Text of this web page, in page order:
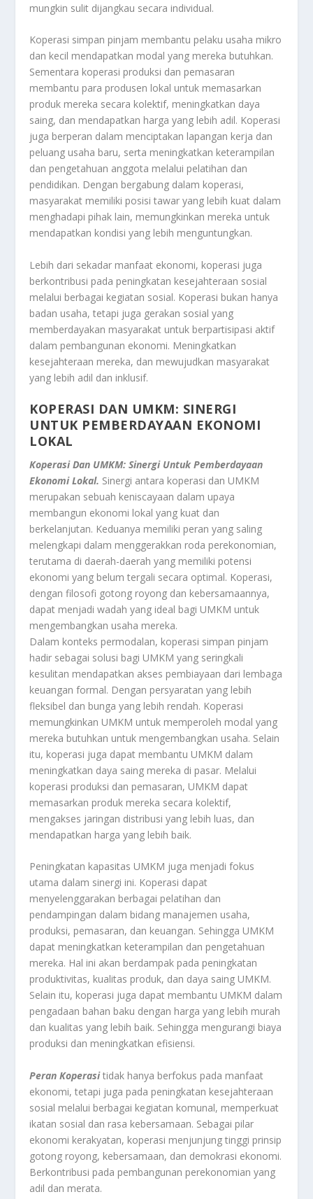
mungkin sulit dijangkau secara individual.
Koperasi simpan pinjam membantu pelaku usaha mikro
dan kecil mendapatkan modal yang mereka butuhkan.
Sementara koperasi produksi dan pemasaran
membantu para produsen lokal untuk memasarkan
produk mereka secara kolektif, meningkatkan daya
saing, dan mendapatkan harga yang lebih adil. Koperasi
juga berperan dalam menciptakan lapangan kerja dan
peluang usaha baru, serta meningkatkan keterampilan
dan pengetahuan anggota melalui pelatihan dan
pendidikan. Dengan bergabung dalam koperasi,
masyarakat memiliki posisi tawar yang lebih kuat dalam
menghadapi pihak lain, memungkinkan mereka untuk
mendapatkan kondisi yang lebih menguntungkan.
Lebih dari sekadar manfaat ekonomi, koperasi juga
berkontribusi pada peningkatan kesejahteraan sosial
melalui berbagai kegiatan sosial. Koperasi bukan hanya
badan usaha, tetapi juga gerakan sosial yang
memberdayakan masyarakat untuk berpartisipasi aktif
dalam pembangunan ekonomi. Meningkatkan
kesejahteraan mereka, dan mewujudkan masyarakat
yang lebih adil dan inklusif.
KOPERASI DAN UMKM: SINERGI
UNTUK PEMBERDAYAAN EKONOMI
LOKAL
Koperasi Dan UMKM: Sinergi Untuk Pemberdayaan
Ekonomi Lokal. Sinergi antara koperasi dan UMKM
merupakan sebuah keniscayaan dalam upaya
membangun ekonomi lokal yang kuat dan
berkelanjutan. Keduanya memiliki peran yang saling
melengkapi dalam menggerakkan roda perekonomian,
terutama di daerah-daerah yang memiliki potensi
ekonomi yang belum tergali secara optimal. Koperasi,
dengan filosofi gotong royong dan kebersamaannya,
dapat menjadi wadah yang ideal bagi UMKM untuk
mengembangkan usaha mereka.
Dalam konteks permodalan, koperasi simpan pinjam
hadir sebagai solusi bagi UMKM yang seringkali
kesulitan mendapatkan akses pembiayaan dari lembaga
keuangan formal. Dengan persyaratan yang lebih
fleksibel dan bunga yang lebih rendah. Koperasi
memungkinkan UMKM untuk memperoleh modal yang
mereka butuhkan untuk mengembangkan usaha. Selain
itu, koperasi juga dapat membantu UMKM dalam
meningkatkan daya saing mereka di pasar. Melalui
koperasi produksi dan pemasaran, UMKM dapat
memasarkan produk mereka secara kolektif,
mengakses jaringan distribusi yang lebih luas, dan
mendapatkan harga yang lebih baik.
Peningkatan kapasitas UMKM juga menjadi fokus
utama dalam sinergi ini. Koperasi dapat
menyelenggarakan berbagai pelatihan dan
pendampingan dalam bidang manajemen usaha,
produksi, pemasaran, dan keuangan. Sehingga UMKM
dapat meningkatkan keterampilan dan pengetahuan
mereka. Hal ini akan berdampak pada peningkatan
produktivitas, kualitas produk, dan daya saing UMKM.
Selain itu, koperasi juga dapat membantu UMKM dalam
pengadaan bahan baku dengan harga yang lebih murah
dan kualitas yang lebih baik. Sehingga mengurangi biaya
produksi dan meningkatkan efisiensi.
Peran Koperasitidak hanya berfokus pada manfaat
ekonomi, tetapi juga pada peningkatan kesejahteraan
sosial melalui berbagai kegiatan komunal, memperkuat
ikatan sosial dan rasa kebersamaan. Sebagai pilar
ekonomi kerakyatan, koperasi menjunjung tinggi prinsip
gotong royong, kebersamaan, dan demokrasi ekonomi.
Berkontribusi pada pembangunan perekonomian yang
adil dan merata.